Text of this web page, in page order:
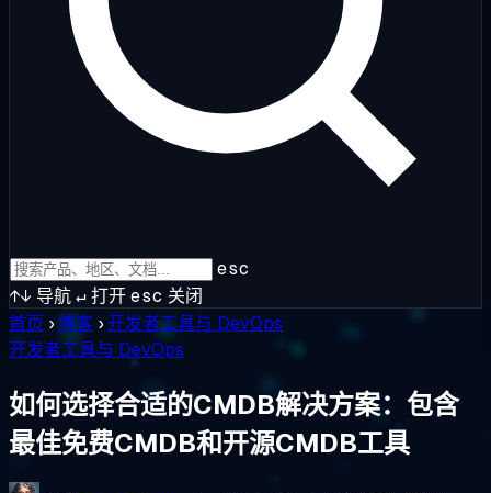
esc
↑↓ 导航↵打开esc 关闭
首页 ›博客 ›开发者工具与 DevOps
开发者工具与 DevOps
如何选择合适的CMDB解决方案：包含
最佳免费CMDB和开源CMDB工具